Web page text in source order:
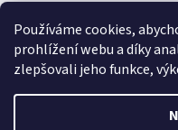
Používáme cookies,
prohlížení webu a díky
zlepšovali jeho funkce,